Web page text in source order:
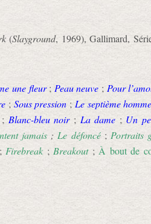
(Slayground, 1969), Gallimard,
une fleur; Peau neuve ; Pour
; Sous pression ; Le septième homme
Blanc-bleu noir; La dame ; Un
jamais ; Le défoncé; Portraits
; Firebreak; Breakout; À bout de